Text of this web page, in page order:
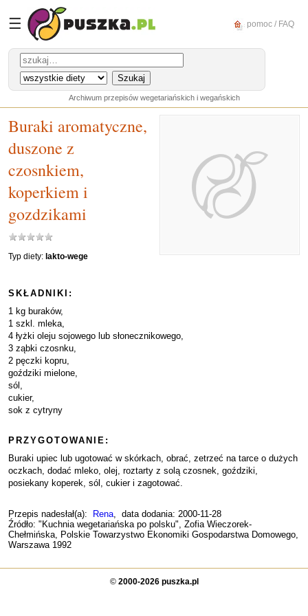
☰ pomoc / FAQ
Archiwum przepisów wegetariańskich i wegańskich
Buraki aromatyczne,
duszone z
czosnkiem,
koperkiem i
gozdzikami
Typ diety: lakto-wege
SKŁADNIKI:
1 kg buraków,
1 szkl. mleka,
4 łyżki oleju sojowego lub słonecznikowego,
3 ząbki czosnku,
2 pęczki kopru,
goździki mielone,
sól,
cukier,
sok z cytryny
PRZYGOTOWANIE:
Buraki upiec lub ugotować w skórkach, obrać, zetrzeć na tarce o dużych
oczkach, dodać mleko, olej, roztarty z solą czosnek, goździki,
posiekany koperek, sól, cukier i zagotować.
Przepis nadesłał(a): Rena, data dodania: 2000-11-28
Źródło: "Kuchnia wegetariańska po polsku", Zofia Wieczorek-
Chełmińska, Polskie Towarzystwo Ekonomiki Gospodarstwa Domowego,
Warszawa 1992
© 2000-2026 puszka.pl